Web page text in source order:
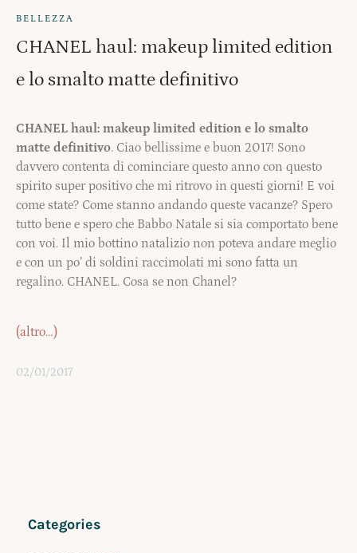
BELLEZZA
CHANEL haul: makeup limited edition
e lo smalto matte definitivo
CHANEL haul: makeup limited edition e lo smalto
matte definitivo. Ciao bellissime e buon 2017! Sono
davvero contenta di cominciare questo anno con questo
spirito super positivo che mi ritrovo in questi giorni! E voi
come state? Come stanno andando queste vacanze? Spero
tutto bene e spero che Babbo Natale si sia comportato bene
con voi. Il mio bottino natalizio non poteva andare meglio
e con un po’ di soldini raccimolati mi sono fatta un
regalino. CHANEL. Cosa se non Chanel?
(altro…)
02/01/2017
Categories